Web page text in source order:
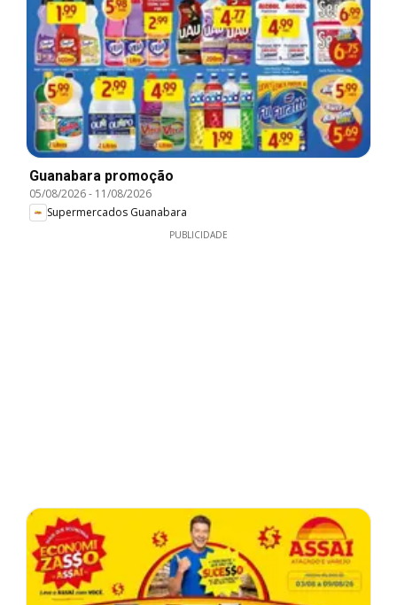
Guanabara promoção
05/08/2026- 11/08/2026
Supermercados Guanabara
PUBLICIDADE